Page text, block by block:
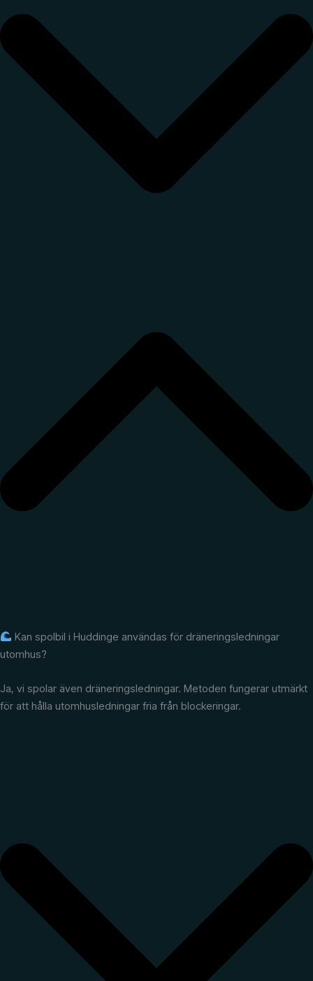
Kan spolbil i Huddinge användas för dräneringsledningar
utomhus?
Ja, vi spolar även dräneringsledningar. Metoden fungerar utmärkt
för att hålla utomhusledningar fria från blockeringar.